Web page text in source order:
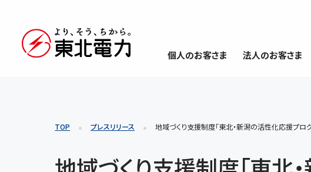
個人のお客さま 法人のお客さま
TOP プレスリリース 地域づくり支援制度「東北・新潟の活性化応援プ